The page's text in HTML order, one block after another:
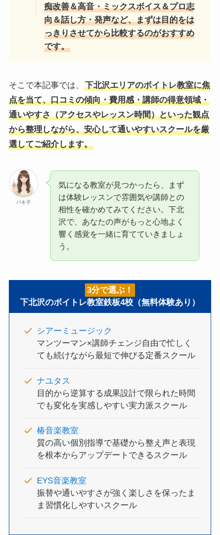
痴改善＆高音・ミックスボイス＆プロ志
向＆話し方・発声など、まずは目的をは
っきりさせてから比較するのがおすすめ
です。
そこで本記事では、
下北沢エリアのボイトレ教室に焦
点を当て、口コミの傾向・費用感・講師の得意領域・
通いやすさ（アクセスやレッスン時間）といった観点
から整理しながら、安心して通いやすいスクールを厳
選してご紹介します。
パキ子
気になる教室が見つかったら、まず
は体験レッスンで雰囲気や講師との
相性を確かめてみてください。下北
沢で、あなたの声がもっと心地よく
響く感覚を一緒に育てていきましょ
う。
3分で選ぶ！
下北沢のボイトレ教室鉄板4校（無料体験あり）
シアーミュージック
マンツーマン×講師チェンジ自由で忙しく
ても続けながら最短で伸びる定番スクール
ナユタス
目的から逆算する成果設計で限られた時間
でも変化を実感しやすい実力派スクール
椿音楽教室
質の高い個別指導で基礎から整え声と表現
を根本からアップデートできるスクール
EYS音楽教室
振替や通いやすさが強く楽しさを保ったま
ま習慣化しやすいスクール